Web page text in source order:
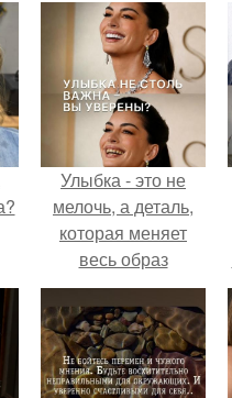
Улыбка - это не
мелочь, а деталь,
которая меняет
весь образ
человека.